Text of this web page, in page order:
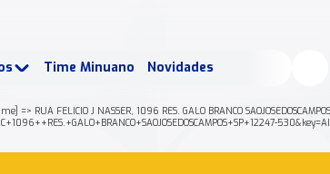
Time Minuano Novidades
=> RUA FELICIO J NASSER, 1096 RES. GALO BRANCO